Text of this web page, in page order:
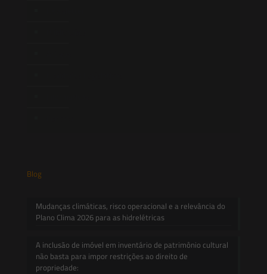
Blog
Mudanças climáticas, risco operacional e a relevância do
Plano Clima 2026 para as hidrelétricas
A inclusão de imóvel em inventário de patrimônio cultural
não basta para impor restrições ao direito de
propriedade: